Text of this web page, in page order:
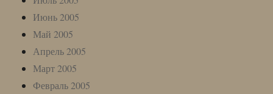
Июнь 2005
Май 2005
Апрель 2005
Март 2005
Февраль 2005